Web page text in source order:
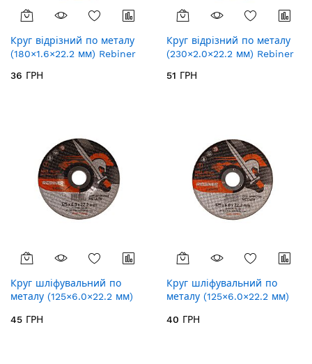
Круг відрізний по металу
(180×1.6×22.2 мм) Rebiner
36 ГРН
Круг відрізний по металу
(230×2.0×22.2 мм) Rebiner
51 ГРН
Круг шліфувальний по
металу (125×6.0×22.2 мм)
45 ГРН
Круг шліфувальний по
металу (125×6.0×22.2 мм)
40 ГРН